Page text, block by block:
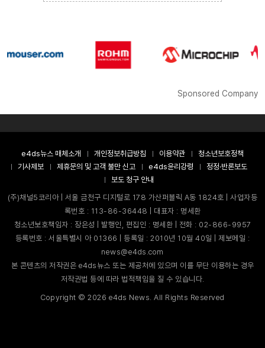
Sponsored Company
e4ds뉴스 매체소개 개인정보취급방침 이용약관
청소년보호정책
기사제보
제휴문의 및 고객 불만 신고 e4ds윤리강령
정정·반론보도
보도 청구 안내
(주)채널5코리아 | 서울 금천구 디지털로 178 가산퍼블릭 A동 1824호 | 사업자등
록번호 : 113-86-36448 | 대표자 : 명세환
청소년보호책임자 : 장은성 | 발행인, 편집인 : 명세환 | 전화 : 02-866-9957
등록번호 : 서울특별시 아 01366 | 등록일 : 2010년 10월 40일 | 제보메일 :
news@e4ds.com
본 콘텐츠의 저작권은 e4ds뉴스 또는 제공처에 있으며 이를 무단 이용하는 경우
저작권법 등에 따라 법적책임을 질 수 있습니다.
Copyright ©2026 e4ds News. All Rights Reserved